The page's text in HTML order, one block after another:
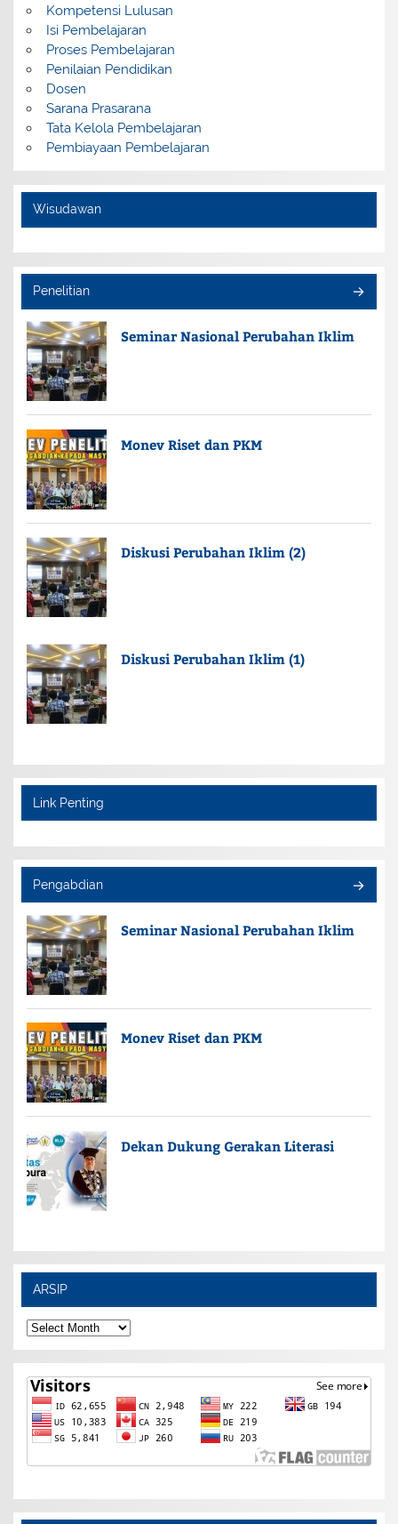
Kompetensi Lulusan
Isi Pembelajaran
Proses Pembelajaran
Penilaian Pendidikan
Dosen
Sarana Prasarana
Tata Kelola Pembelajaran
Pembiayaan Pembelajaran
Wisudawan
Penelitian
Seminar Nasional Perubahan Iklim
Monev Riset dan PKM
Diskusi Perubahan Iklim (2)
Diskusi Perubahan Iklim (1)
Link Penting
Pengabdian
Seminar Nasional Perubahan Iklim
Monev Riset dan PKM
Dekan Dukung Gerakan Literasi
ARSIP
ARSIP